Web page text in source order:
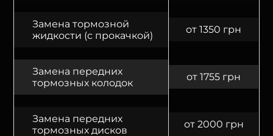
Замена тормозной
жидкости (с прокачкой)
от 1350 грн
Замена передних
тормозных колодок
от 1755 грн
Замена передних
тормозных дисков
от 2000 грн